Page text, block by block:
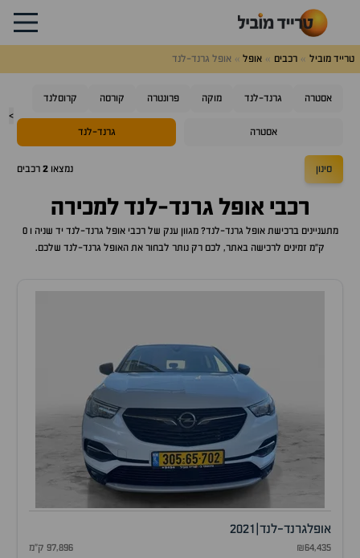
טרייד מוביל רכבים אופל אופל גרנד-לנד
>
אסטרה גרנד-לנד מוקה פרונטרה קורסה קרוסלנד
אסטרה גרנד-לנד
סינון נמצאו 2 רכבים
רכביאופל גרנד-לנד למכירה
מתעניינים ברכישתאופל גרנד-לנד? מגוון ענק של רכביאופל גרנד-לנד
יד שניה ו 0
ק"מ זמינים לרכישה באתר, לכם רק נותר לבחור את האופל גרנד-לנד שלכם.
אופלגרנד-לנד 2021
₪64,435 97,896 ק"מ